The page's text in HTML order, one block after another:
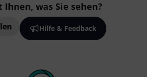
Ihnen, was Sie sehen?
Hilfe & Feedback